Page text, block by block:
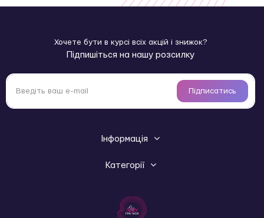
Хочете бути в курсі всіх акцій і знижок?
Підпишіться на нашу розсилку
Підписатись
Інформація
Категорії